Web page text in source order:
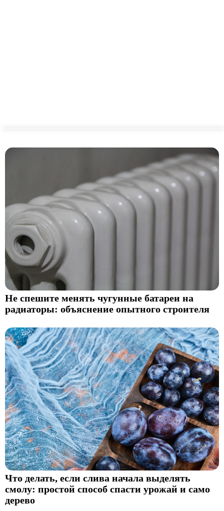
Не спешите менять чугунные батареи на
радиаторы: объяснение опытного строителя
Что делать, если слива начала выделять
смолу: простой способ спасти урожай и само
дерево